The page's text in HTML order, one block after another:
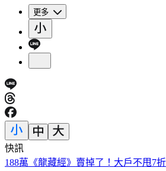
更多
快訊
美股開盤／聯準會升息疑慮意外減緩